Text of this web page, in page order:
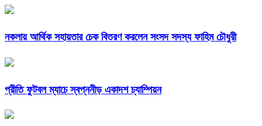
নকলায় আর্থিক সহায়তার চেক বিতরণ করলেন সংসদ সদস্য ফাহিম চৌধুরী
প্রীতি ফুটবল ম্যাচে স্বপ্ননীড় একাদশ চ্যাম্পিয়ন